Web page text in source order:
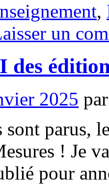
,
un
des
2025 par
sont parus,
! Je
pour